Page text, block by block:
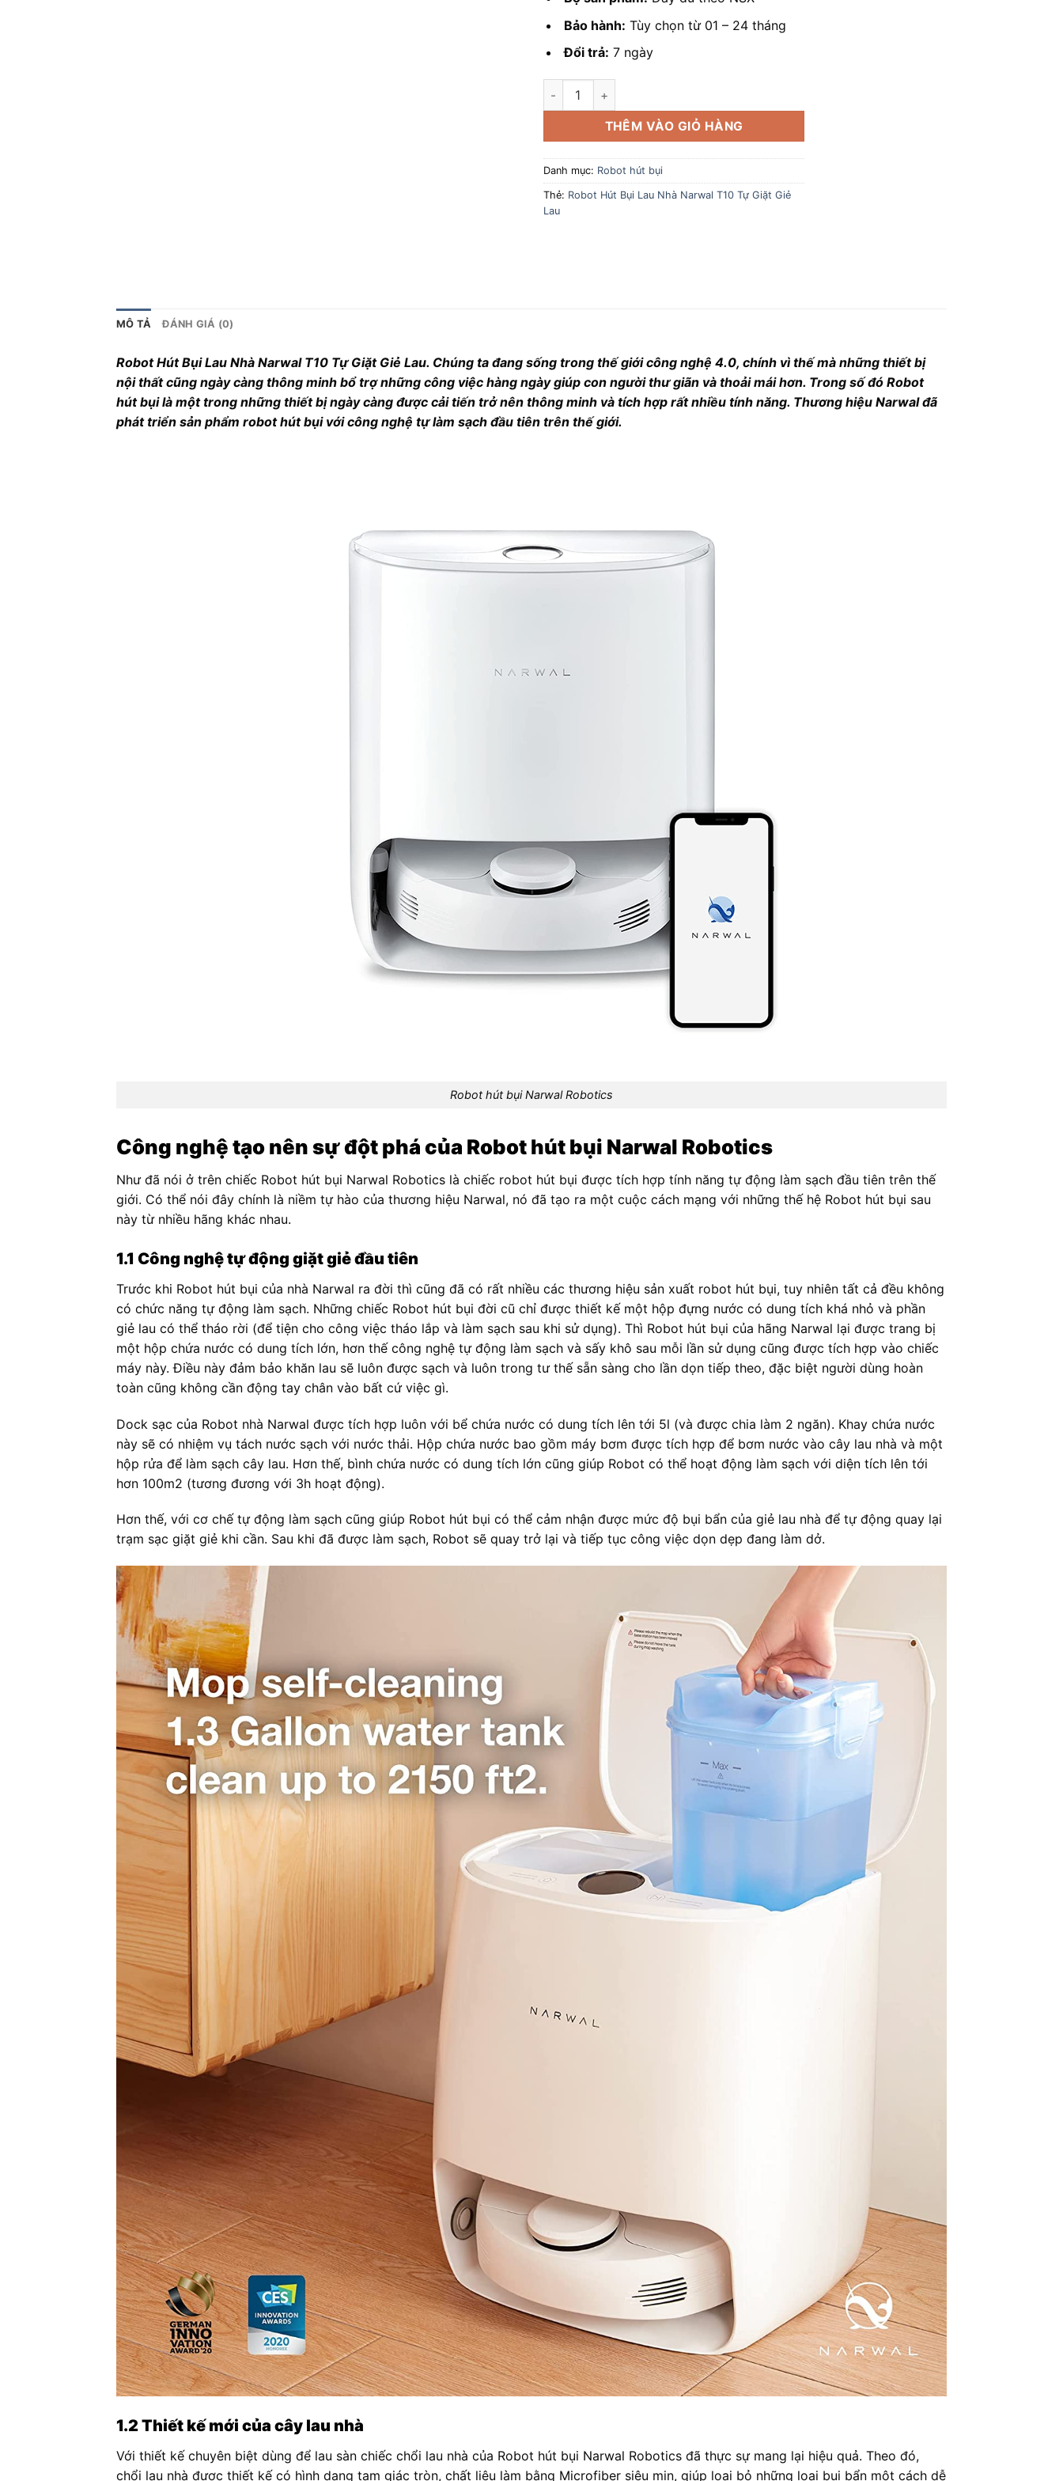
Bảo hành: Tùy chọn từ 01 – 24 tháng
Đổi trả: 7 ngày
Robot Hút Bụi Lau Nhà Narwal T10 Tự Giặt Giẻ Lau số lượng
THÊM VÀO GIỎ HÀNG
Danh mục: Robot hút bụi
Thẻ: Robot Hút Bụi Lau Nhà Narwal T10 Tự Giặt Giẻ
Lau
MÔ TẢ ĐÁNH GIÁ (0)
Robot Hút Bụi Lau Nhà Narwal T10 Tự Giặt Giẻ Lau. Chúng ta đang sống trong thế giới công nghệ 4.0, chính vì thế mà những thiết bị
nội thất cũng ngày càng thông minh bổ trợ những công việc hàng ngày giúp con người thư giãn và thoải mái hơn. Trong số đó Robot
hút bụi là một trong những thiết bị ngày càng được cải tiến trở nên thông minh và tích hợp rất nhiều tính năng. Thương hiệu Narwal đã
phát triển sản phẩm robot hút bụi với công nghệ tự làm sạch đầu tiên trên thế giới.
Robot hút bụi Narwal Robotics
Công nghệ tạo nên sự đột phá của Robot hút bụi Narwal Robotics
Như đã nói ở trên chiếc Robot hút bụi Narwal Robotics là chiếc robot hút bụi được tích hợp tính năng tự động làm sạch đầu tiên trên thế
giới. Có thể nói đây chính là niềm tự hào của thương hiệu Narwal, nó đã tạo ra một cuộc cách mạng với những thế hệ Robot hút bụi sau
này từ nhiều hãng khác nhau.
1.1 Công nghệ tự động giặt giẻ đầu tiên
Trước khi Robot hút bụi của nhà Narwal ra đời thì cũng đã có rất nhiều các thương hiệu sản xuất robot hút bụi, tuy nhiên tất cả đều không
có chức năng tự động làm sạch. Những chiếc Robot hút bụi đời cũ chỉ được thiết kế một hộp đựng nước có dung tích khá nhỏ và phần
giẻ lau có thể tháo rời (để tiện cho công việc tháo lắp và làm sạch sau khi sử dụng). Thì Robot hút bụi của hãng Narwal lại được trang bị
một hộp chứa nước có dung tích lớn, hơn thế công nghệ tự động làm sạch và sấy khô sau mỗi lần sử dụng cũng được tích hợp vào chiếc
máy này. Điều này đảm bảo khăn lau sẽ luôn được sạch và luôn trong tư thế sẵn sàng cho lần dọn tiếp theo, đặc biệt người dùng hoàn
toàn cũng không cần động tay chân vào bất cứ việc gì.
Dock sạc của Robot nhà Narwal được tích hợp luôn với bể chứa nước có dung tích lên tới 5l (và được chia làm 2 ngăn). Khay chứa nước
này sẽ có nhiệm vụ tách nước sạch với nước thải. Hộp chứa nước bao gồm máy bơm được tích hợp để bơm nước vào cây lau nhà và một
hộp rửa để làm sạch cây lau. Hơn thế, bình chứa nước có dung tích lớn cũng giúp Robot có thể hoạt động làm sạch với diện tích lên tới
hơn 100m2 (tương đương với 3h hoạt động).
Hơn thế, với cơ chế tự động làm sạch cũng giúp Robot hút bụi có thể cảm nhận được mức độ bụi bẩn của giẻ lau nhà để tự động quay lại
trạm sạc giặt giẻ khi cần. Sau khi đã được làm sạch, Robot sẽ quay trở lại và tiếp tục công việc dọn dẹp đang làm dở.
1.2 Thiết kế mới của cây lau nhà
Với thiết kế chuyên biệt dùng để lau sàn chiếc chổi lau nhà của Robot hút bụi Narwal Robotics đã thực sự mang lại hiệu quả. Theo đó,
chổi lau nhà được thiết kế có hình dạng tam giác tròn, chất liệu làm bằng Microfiber siêu mịn, giúp loại bỏ những loại bụi bẩn một cách dễ